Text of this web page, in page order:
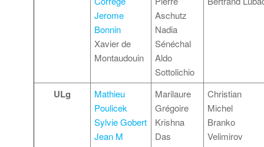
Jerome
Bonnin
Xavier de
Montaudouin
Aschutz
Nadia
Sénéchal
Aldo
Sottolichio
ULg
Mathieu
Poulicek
Sylvie Gobert
Jean M
Marilaure
Grégoire
Krishna
Das
Christian
Michel
Branko
Velimirov